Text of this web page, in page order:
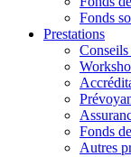
Fonds
Prestations
Conseils
Fonds
Autres